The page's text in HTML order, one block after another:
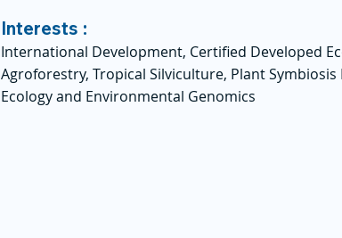
Interests :
International Development, Certified Developed
Agroforestry, Tropical Silviculture, Plant
Ecology and Environmental Genomics